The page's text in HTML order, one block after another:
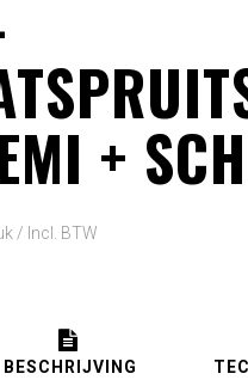
+
/ Incl. BTW
BESCHRIJVING